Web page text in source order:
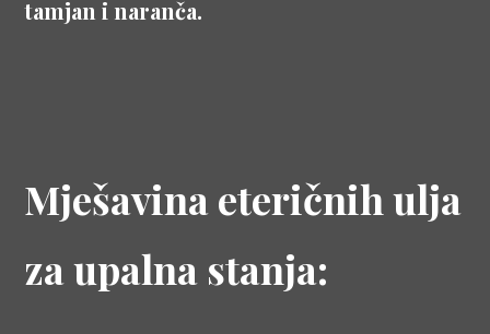
tamjan i naranča.
Mješavina eteričnih ulja
za upalna stanja: